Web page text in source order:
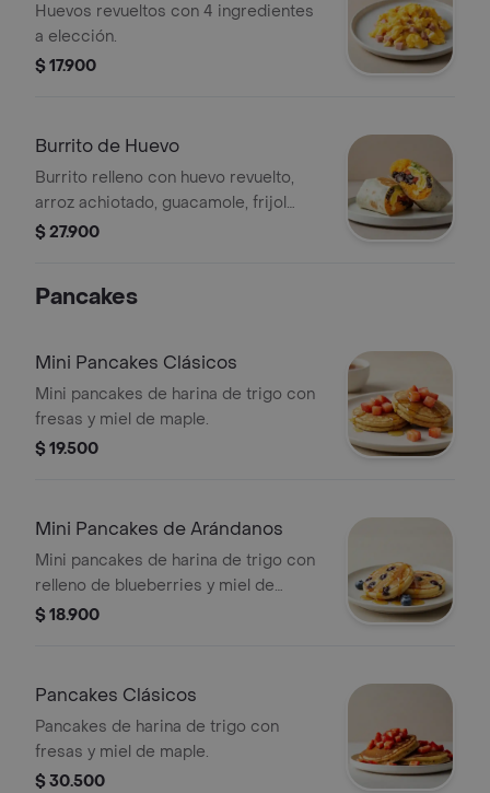
Huevos revueltos con 4 ingredientes
a elección.
$ 17.900
Burrito de Huevo
Burrito relleno con huevo revuelto,
arroz achiotado, guacamole, frijol
negro, pico de gallo, queso y salsa
$ 27.900
Pancakes
Mini Pancakes Clásicos
Mini pancakes de harina de trigo con
fresas y miel de maple.
$ 19.500
Mini Pancakes de Arándanos
Mini pancakes de harina de trigo con
relleno de blueberries y miel de
maple.
$ 18.900
Pancakes Clásicos
Pancakes de harina de trigo con
fresas y miel de maple.
$ 30.500